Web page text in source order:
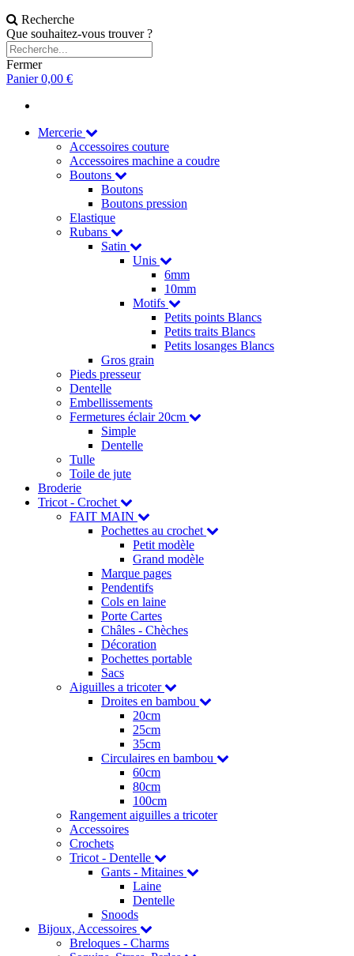
Recherche
Que souhaitez-vous trouver ?
Fermer
Panier 0,00 €
Mercerie
Accessoires couture
Accessoires machine a coudre
Boutons
Boutons
Boutons pression
Elastique
Rubans
Satin
Unis
6mm
10mm
Motifs
Petits points Blancs
Petits traits Blancs
Petits losanges Blancs
Gros grain
Pieds presseur
Dentelle
Embellissements
Fermetures éclair 20cm
Simple
Dentelle
Tulle
Toile de jute
Broderie
Tricot - Crochet
FAIT MAIN
Pochettes au crochet
Petit modèle
Grand modèle
Marque pages
Pendentifs
Cols en laine
Porte Cartes
Châles - Chèches
Décoration
Pochettes portable
Sacs
Aiguilles a tricoter
Droites en bambou
20cm
25cm
35cm
Circulaires en bambou
60cm
80cm
100cm
Rangement aiguilles a tricoter
Accessoires
Crochets
Tricot - Dentelle
Gants - Mitaines
Laine
Dentelle
Snoods
Bijoux, Accessoires
Breloques - Charms